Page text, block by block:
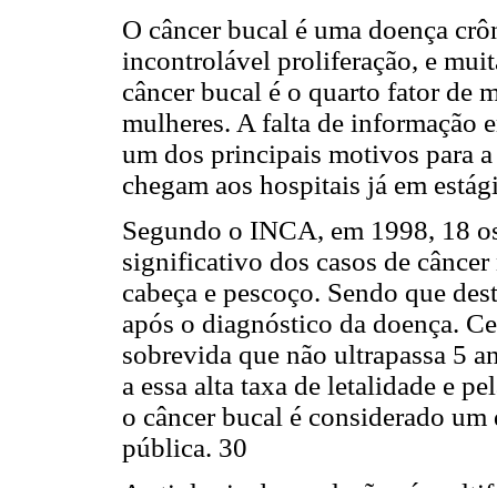
O câncer bucal é uma doença
incontrolável proliferação, e
câncer bucal é o quarto fator de
mulheres. A falta de informação
um dos principais motivos para
chegam aos hospitais já em
Segundo o INCA, em 1998, 18
significativo dos casos de
cabeça e pescoço. Sendo que
após o diagnóstico da doença.
sobrevida que não ultrapassa 5
a essa alta taxa de letalidade e
o câncer bucal é considerado
pública. 30